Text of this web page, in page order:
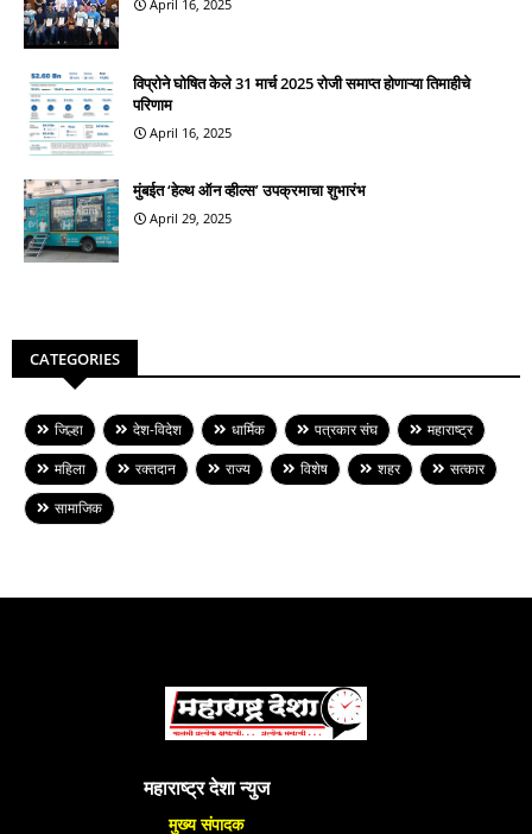
April 16, 2025
विप्रोने घोषित केले 31 मार्च 2025 रोजी समाप्त होणाऱ्या तिमाहीचे
परिणाम
April 16, 2025
मुंबईत ‘हेल्थ ऑन व्हील्स’ उपक्रमाचा शुभारंभ
April 29, 2025
CATEGORIES
जिल्हा देश-विदेश धार्मिक पत्रकार संघ
महाराष्ट्र
महिला
रक्तदान राज्य विशेष शहर
सत्कार
सामाजिक
महाराष्ट्र देशा न्युज
मुख्य संपादक